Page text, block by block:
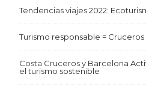
Tendencias viajes 2022:
Turismo responsable =
Costa Cruceros y Barcelona
el turismo sostenible